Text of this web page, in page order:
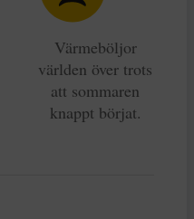
Värmeböljor
världen över trots
att sommaren
knappt börjat.